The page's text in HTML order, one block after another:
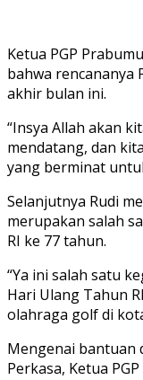
Ketua PGP
bahwa rencananya
akhir bulan ini.
“Insya Allah akan
mendatang, dan
yang berminat
Selanjutnya Rudi
merupakan salah
RI ke 77 tahun.
“Ya ini salah satu
Hari Ulang Tahun
olahraga golf di
Mengenai bantuan
Perkasa, Ketua